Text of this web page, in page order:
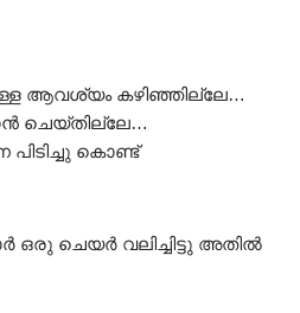
ആവശ്യം കഴിഞ്ഞില്ലേ…
ചെയ്തില്ലേ…
കൊണ്ട്
ഒരു ചെയർ വലിച്ചിട്ടു അതിൽ